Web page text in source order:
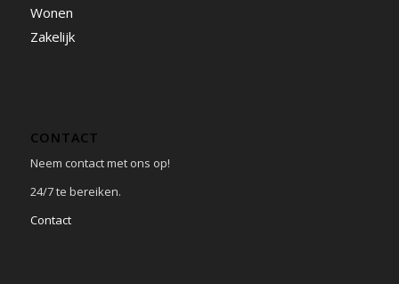
Wonen
Zakelijk
CONTACT
Neem contact met ons op!
24/7 te bereiken.
Contact